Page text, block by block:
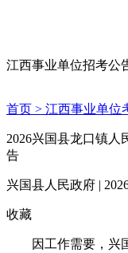
江西事业单位招考公
首页 > 江西事业单位
2026兴国县龙口镇
告
兴国县人民政府 |
收藏
因工作需要，兴国